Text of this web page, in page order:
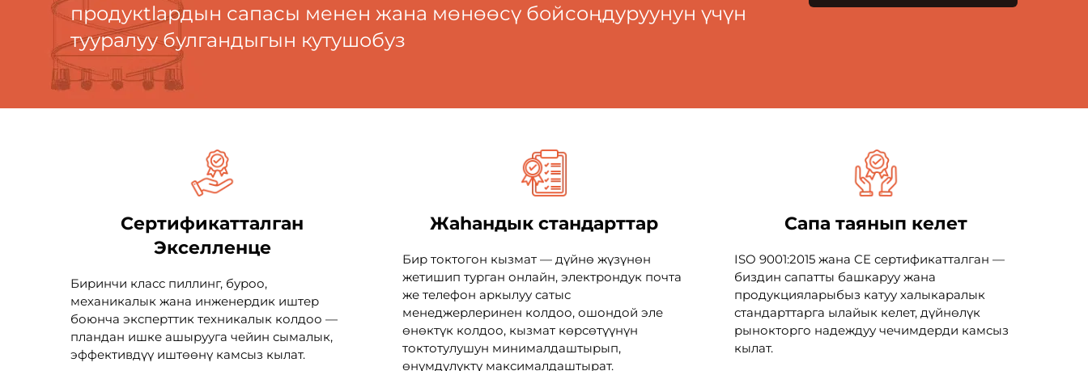
продукtlардын сапасы менен жана мөнөөсү бойсоңдуруунун үчүн
тууралуу булгандыгын кутушобуз
Сертификатталган
Экселленце
Биринчи класс пиллинг, буроо,
механикалык жана инженердик иштер
боюнча эксперттик техникалык колдоо —
пландан ишке ашырууга чейин сымалык,
эффективдүү иштөөнү камсыз кылат.
Жаһандык стандарттар
Бир токтогон кызмат — дүйнө жүзүнөн
жетишип турган онлайн, электрондук почта
же телефон аркылуу сатыс
менеджерлеринен колдоо, ошондой эле
өнөктүк колдоо, кызмат көрсөтүүнүн
токтотулушун минималдаштырып,
өнүмдүлүктү максималдаштырат.
Сапа таянып келет
ISO 9001:2015 жана CE сертификатталган —
биздин сапатты башкаруу жана
продукцияларыбыз катуу халыкаралык
стандарттарга ылайык келет, дүйнөлүк
рынокторго надеждуу чечимдерди камсыз
кылат.